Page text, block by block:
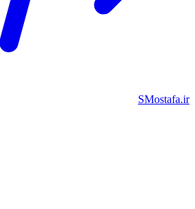
SMostafa.ir